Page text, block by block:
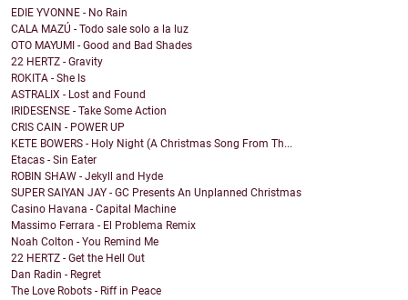
EDIE YVONNE - No Rain
CALA MAZÚ - Todo sale solo a la luz
OTO MAYUMI - Good and Bad Shades
22 HERTZ - Gravity
ROKITA - She Is
ASTRALIX - Lost and Found
IRIDESENSE - Take Some Action
CRIS CAIN - POWER UP
KETE BOWERS - Holy Night (A Christmas Song From Th...
Etacas - Sin Eater
ROBIN SHAW - Jekyll and Hyde
SUPER SAIYAN JAY - GC Presents An Unplanned Christmas
Casino Havana - Capital Machine
Massimo Ferrara - El Problema Remix
Noah Colton - You Remind Me
22 HERTZ - Get the Hell Out
Dan Radin - Regret
The Love Robots - Riff in Peace